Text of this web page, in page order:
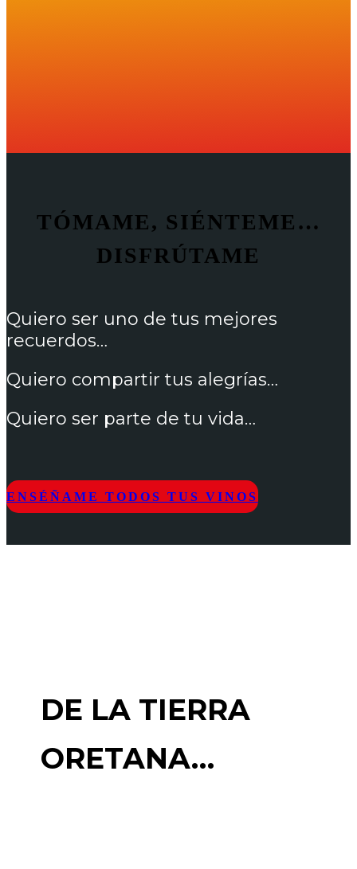
TÓMAME, SIÉNTEME…
DISFRÚTAME
Quiero ser uno de tus mejores
recuerdos…
Quiero compartir tus alegrías…
Quiero ser parte de tu vida…
ENSÉÑAME TODOS TUS VINOS
DE LA TIERRA
ORETANA…